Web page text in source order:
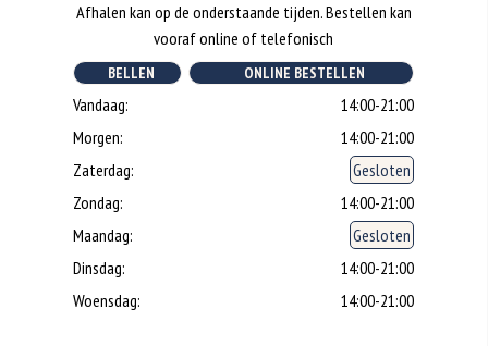
Afhalen kan op de onderstaande tijden. Bestellen kan
vooraf online of telefonisch
BELLEN ONLINE BESTELLEN
Vandaag:
14:00-21:00
Morgen:
14:00-21:00
Zaterdag:
Gesloten
Zondag:
14:00-21:00
Maandag:
Gesloten
Dinsdag:
14:00-21:00
Woensdag:
14:00-21:00